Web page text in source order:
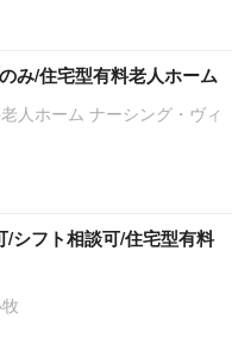
み/住宅型有料老人ホーム
人ホーム ナーシング・ヴィ
/シフト相談可/住宅型有料